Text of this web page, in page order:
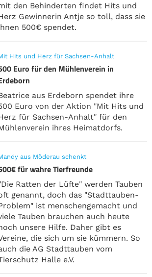
den Behinderten findet Hits und
Gewinnerin Antje so toll, dass sie
500€ spendet.
Hits und Herz für Sachsen-Anhalt
Euro für den Mühlenverein in
aus Erdeborn spendet ihre
Euro von der Aktion "Mit Hits und
für Sachsen-Anhalt" für den
ihres Heimatdorfs.
aus Möderau schenkt
für wahre Tierfreunde
Ratten der Lüfte" werden Tauben
genannt, doch das "Stadttauben-
ist menschengemacht und
Tauben brauchen auch heute
unsere Hilfe. Daher gibt es
die sich um sie kümmern. So
die AG Stadttauben vom
Halle e.V.